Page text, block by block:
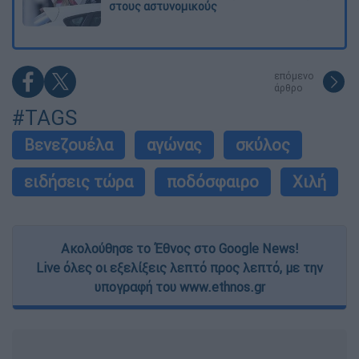
στους αστυνομικούς
επόμενο
άρθρο
#TAGS
Βενεζουέλα αγώνας
σκύλος
ειδήσεις τώρα
ποδόσφαιρο Χιλή
Ακολούθησε το Έθνος στο Google News!
Live όλες οι εξελίξεις λεπτό προς λεπτό, με την
υπογραφή του www.ethnos.gr